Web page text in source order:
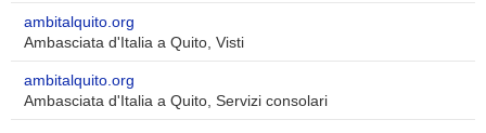
ambitalquito.org
Ambasciata d'Italia a Quito, Visti
ambitalquito.org
Ambasciata d'Italia a Quito, Servizi consolari